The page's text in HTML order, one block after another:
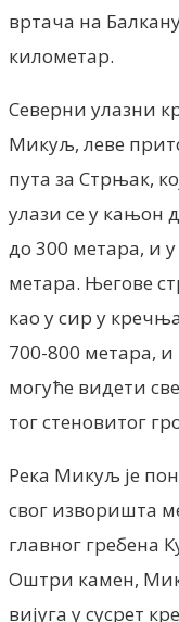
вртача на
километар.
Северни улазни
Микуљ, леве
пута за Стрњак,
улази се у кањон
до 300 метара, и
метара. Његове
као у сир у
700-800 метара, и
могуће видети
тог стеновитог
Река Микуљ је
свог изворишта
главног гребена
Оштри камен,
вијуга у сусрет